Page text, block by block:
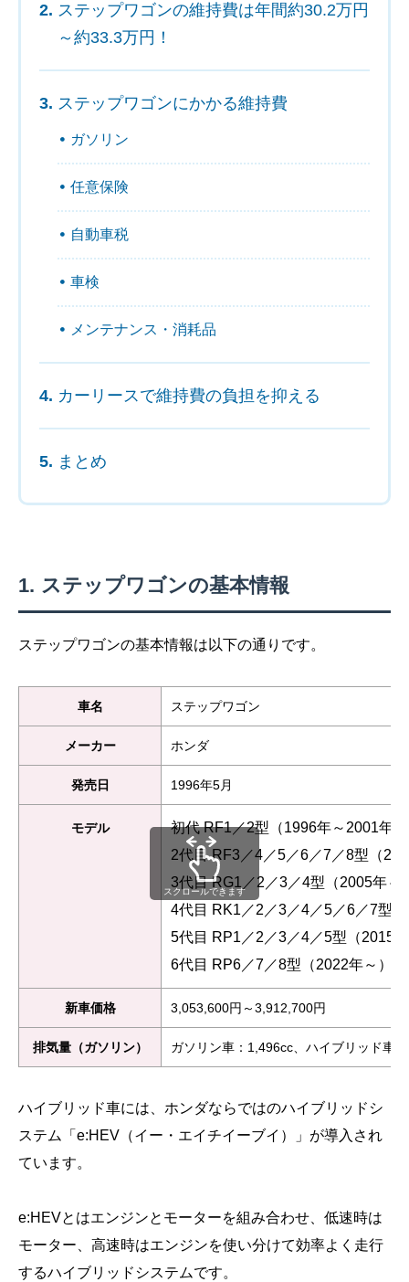
ステップワゴンの維持費は年間約30.2万円
～約33.3万円！
ステップワゴンにかかる維持費
ガソリン
任意保険
自動車税
車検
メンテナンス・消耗品
カーリースで維持費の負担を抑える
まとめ
ステップワゴンの基本情報
ステップワゴンの基本情報は以下の通りです。
車名 ステップワゴン
メーカー ホンダ
発売日 1996年5月
モデル
初代 RF1／2型（1996年～2001年）
2代目 RF3／4／5／6／7／8型（
3代目 RG1／2／3／4型（2005年～
4代目 RK1／2／3／4／5／6／7型
5代目 RP1／2／3／4／5型（2015
6代目 RP6／7／8型（2022年～）
新車価格 3,053,600円～3,912,700円
排気量（ガソリン） ガソリン車：1,496cc、ハイブリッド車
スクロールできます
ハイブリッド車には、ホンダならではのハイブリッドシ
ステム「e:HEV（イー・エイチイーブイ）」が導入され
ています。
e:HEVとはエンジンとモーターを組み合わせ、低速時は
モーター、高速時はエンジンを使い分けて効率よく走行
するハイブリッドシステムです。